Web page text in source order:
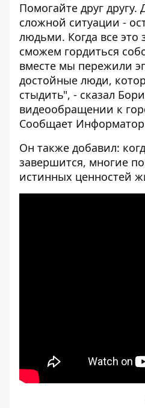
Помогайте друг другу.
сложной ситуации -
людьми. Когда все это
сможем гордиться
вместе мы пережили
достойные люди,
стыдить", - сказал
видеообращении к
Сообщает Информатор
Он также добавил:
завершится, многие
истинных ценностей